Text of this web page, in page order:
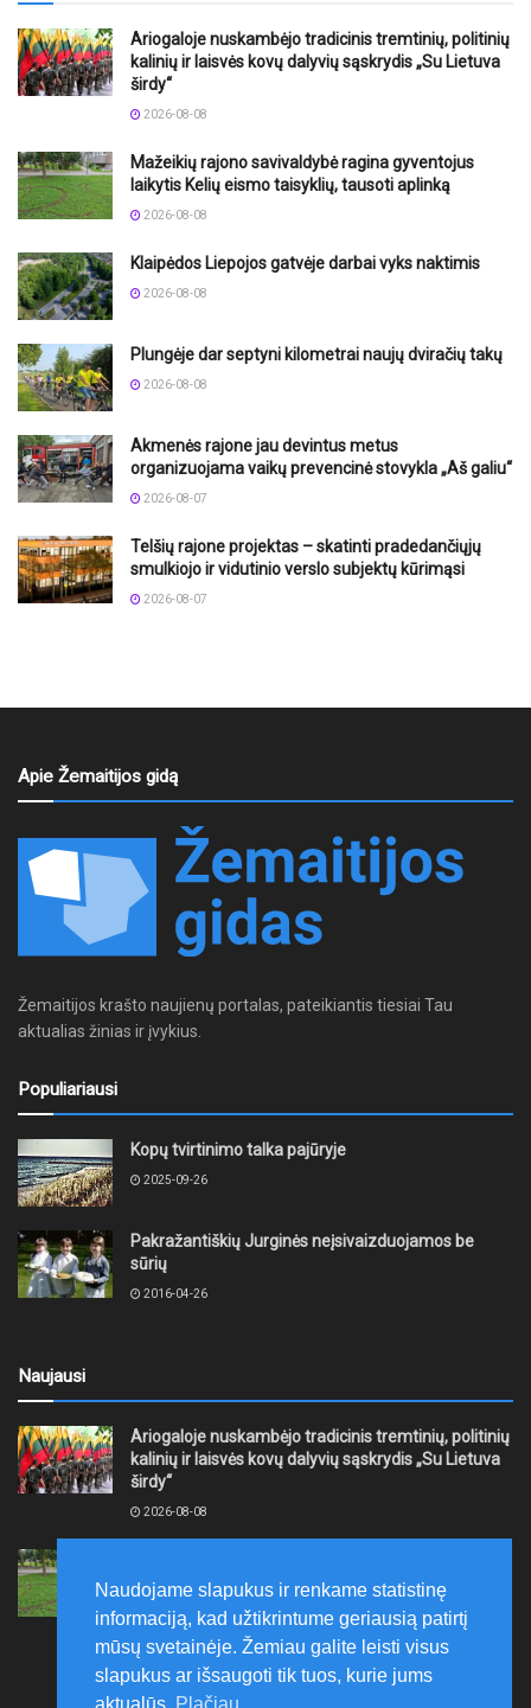
Ariogaloje nuskambėjo tradicinis tremtinių, politinių
kalinių ir laisvės kovų dalyvių sąskrydis „Su Lietuva
širdy“
2026-08-08
Mažeikių rajono savivaldybė ragina gyventojus
laikytis Kelių eismo taisyklių, tausoti aplinką
2026-08-08
Klaipėdos Liepojos gatvėje darbai vyks naktimis
2026-08-08
Plungėje dar septyni kilometrai naujų dviračių takų
2026-08-08
Akmenės rajone jau devintus metus
organizuojama vaikų prevencinė stovykla „Aš galiu“
2026-08-07
Telšių rajone projektas – skatinti pradedančiųjų
smulkiojo ir vidutinio verslo subjektų kūrimąsi
2026-08-07
Apie Žemaitijos gidą
Žemaitijos krašto naujienų portalas, pateikiantis tiesiai Tau
aktualias žinias ir įvykius.
Populiariausi
Kopų tvirtinimo talka pajūryje
2025-09-26
Pakražantiškių Jurginės neįsivaizduojamos be
sūrių
2016-04-26
Naujausi
Ariogaloje nuskambėjo tradicinis tremtinių, politinių
kalinių ir laisvės kovų dalyvių sąskrydis „Su Lietuva
širdy“
2026-08-08
laikytis Kelių eismo taisyklių, tausoti aplinką
2026-08-08
Naudojame slapukus ir renkame statistinę
informaciją, kad užtikrintume geriausią patirtį
mūsų svetainėje. Žemiau galite leisti visus
slapukus ar išsaugoti tik tuos, kurie jums
aktualūs. Plačiau